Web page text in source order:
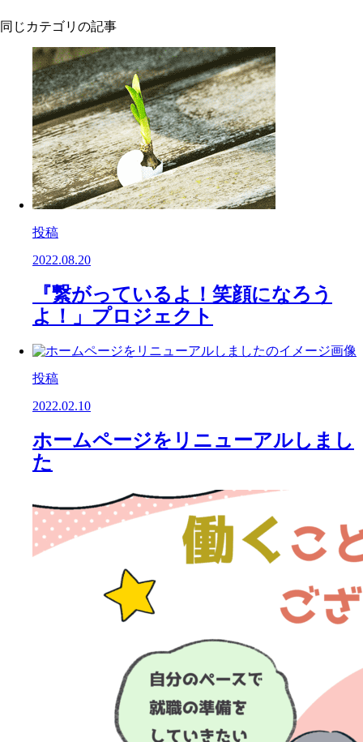
同じカテゴリの記事
投稿
2022.08.20
『繋がっているよ！笑顔になろう
よ！」プロジェクト
投稿
2022.02.10
ホームページをリニューアルしまし
た